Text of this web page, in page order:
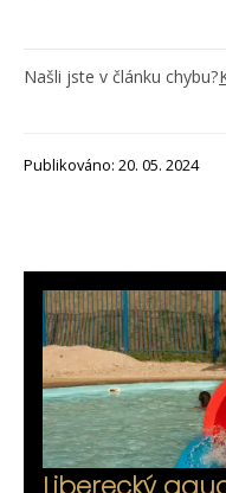
Našli jste v článku chybu?
Publikováno: 20. 05. 2024